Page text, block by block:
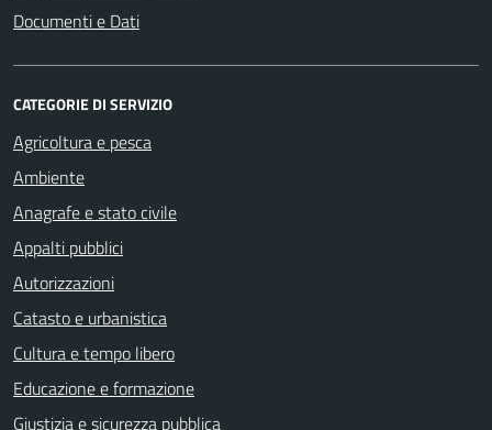
Documenti e Dati
CATEGORIE DI SERVIZIO
Agricoltura e pesca
Ambiente
Anagrafe e stato civile
Appalti pubblici
Autorizzazioni
Catasto e urbanistica
Cultura e tempo libero
Educazione e formazione
Giustizia e sicurezza pubblica